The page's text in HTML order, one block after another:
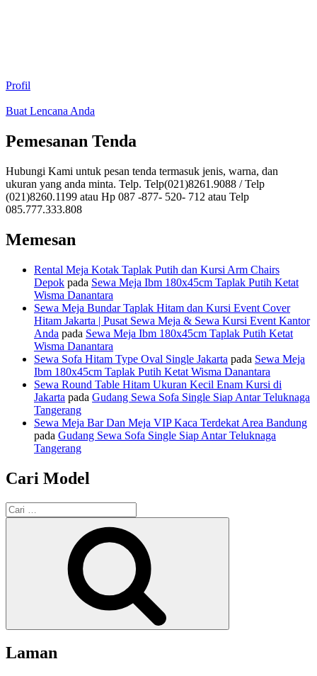
Profil
Buat Lencana Anda
Pemesanan Tenda
Hubungi Kami untuk pesan tenda termasuk jenis, warna, dan
ukuran yang anda minta. Telp. Telp(021)8261.9088 / Telp
(021)8260.1199 atau Hp 087 -877- 520- 712 atau Telp
085.777.333.808
Memesan
Rental Meja Kotak Taplak Putih dan Kursi Arm Chairs
Depok pada Sewa Meja Ibm 180x45cm Taplak Putih Ketat
Wisma Danantara
Sewa Meja Bundar Taplak Hitam dan Kursi Event Cover
Hitam Jakarta | Pusat Sewa Meja & Sewa Kursi Event Kantor
Anda pada Sewa Meja Ibm 180x45cm Taplak Putih Ketat
Wisma Danantara
Sewa Sofa Hitam Type Oval Single Jakarta pada Sewa Meja
Ibm 180x45cm Taplak Putih Ketat Wisma Danantara
Sewa Round Table Hitam Ukuran Kecil Enam Kursi di
Jakarta pada Gudang Sewa Sofa Single Siap Antar Teluknaga
Tangerang
Sewa Meja Bar Dan Meja VIP Kaca Terdekat Area Bandung
pada Gudang Sewa Sofa Single Siap Antar Teluknaga
Tangerang
Cari Model
Pencarian
untuk:
Laman